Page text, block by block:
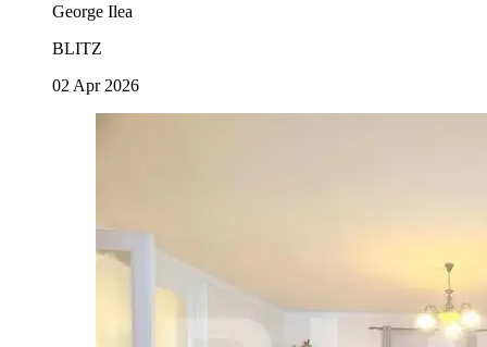
George Ilea
BLITZ
02 Apr 2026